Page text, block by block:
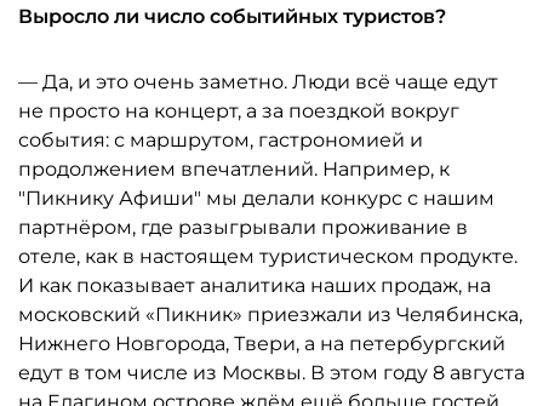
Выросло ли число событийных туристов?
— Да, и это очень заметно. Люди всё чаще едут
не просто на концерт, а за поездкой вокруг
события: с маршрутом, гастрономией и
продолжением впечатлений. Например, к
"Пикнику Афиши" мы делали конкурс с нашим
партнёром, где разыгрывали проживание в
отеле, как в настоящем туристическом продукте.
И как показывает аналитика наших продаж, на
московский «Пикник» приезжали из Челябинска,
Нижнего Новгорода, Твери, а на петербургский
едут в том числе из Москвы. В этом году 8 августа